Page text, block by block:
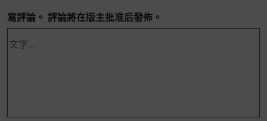
寫評論。 評論將在版主批准后發佈。